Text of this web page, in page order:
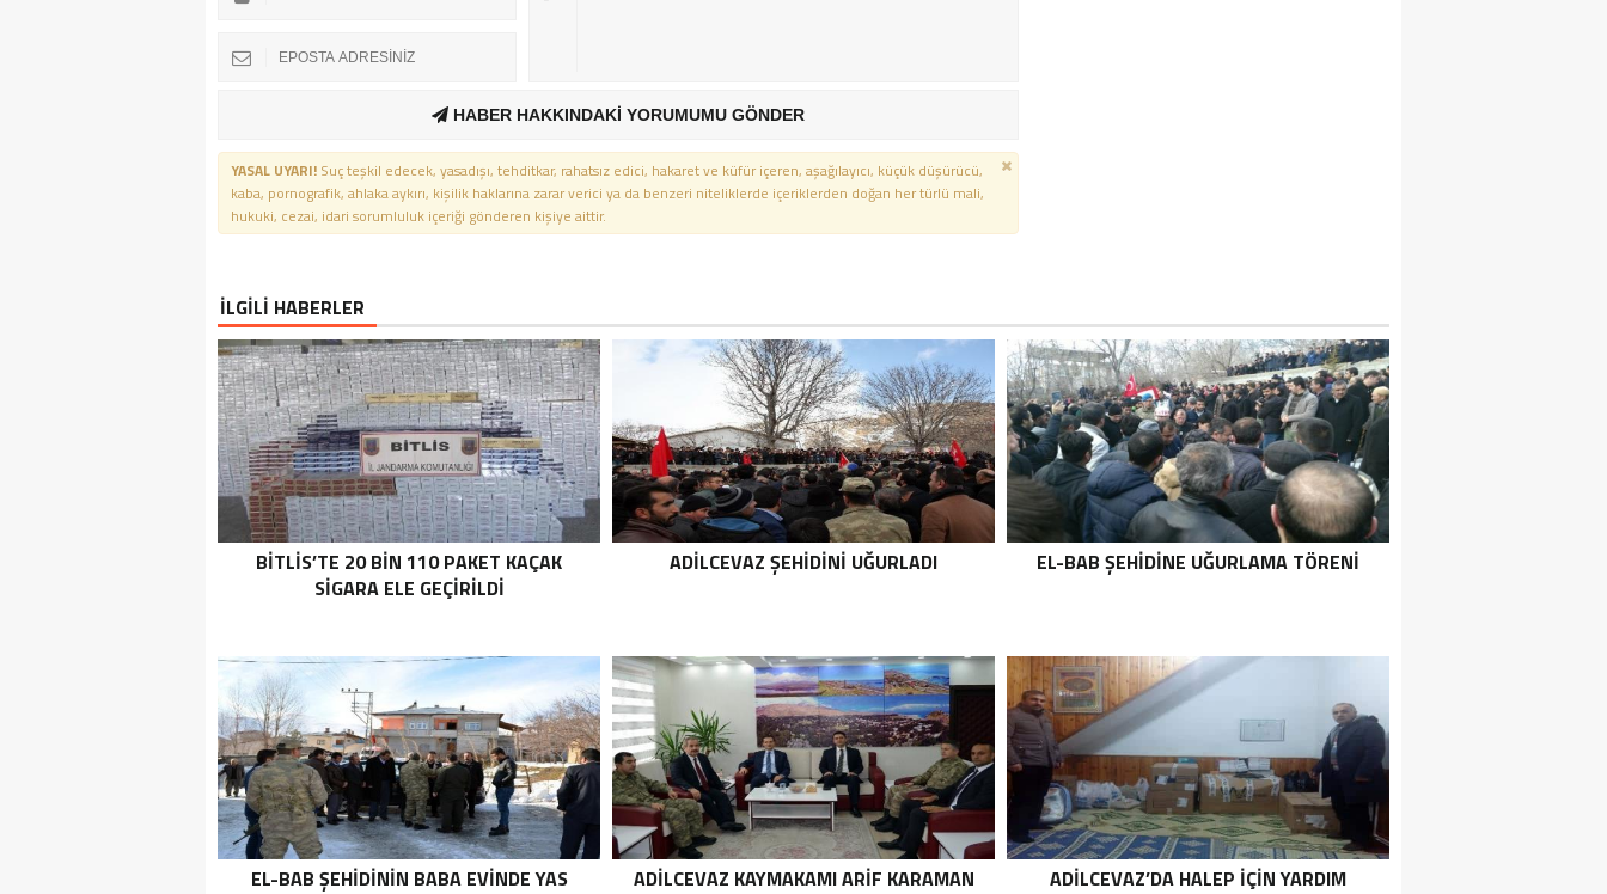
HABER HAKKINDAKİ YORUMUMU GÖNDER
YASAL UYARI! Suç teşkil edecek, yasadışı, tehditkar, rahatsız edici, hakaret ve küfür içeren, aşağılayıcı, küçük düşürücü,
kaba, pornografik, ahlaka aykırı, kişilik haklarına zarar verici ya da benzeri niteliklerde içeriklerden doğan her türlü mali,
hukuki, cezai, idari sorumluluk içeriği gönderen kişiye aittir.
İLGİLİ HABERLER
BITLIS’TE 20 BIN 110 PAKET KAÇAK
SIGARA ELE GEÇIRILDI
ADILCEVAZ ŞEHIDINI UĞURLADI EL-BAB ŞEHIDINE UĞURLAMA TÖRENI
EL-BAB ŞEHIDININ BABA EVINDE YAS
ADILCEVAZ KAYMAKAMI ARIF KARAMAN
ADILCEVAZ’DA HALEP IÇIN YARDIM